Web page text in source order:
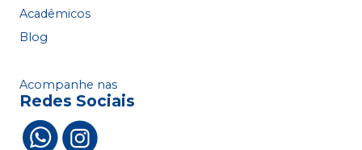
Acadêmicos
Blog
Acompanhe nas
Redes Sociais